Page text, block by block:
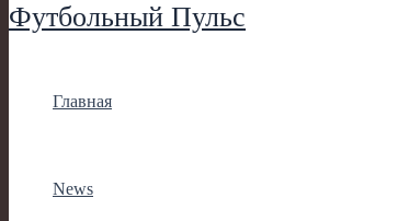
Футбольный Пульс
Главная
News